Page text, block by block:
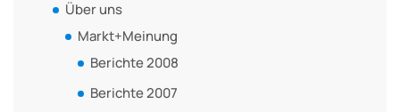
Über uns
Markt+Meinung
Berichte 2008
Berichte 2007